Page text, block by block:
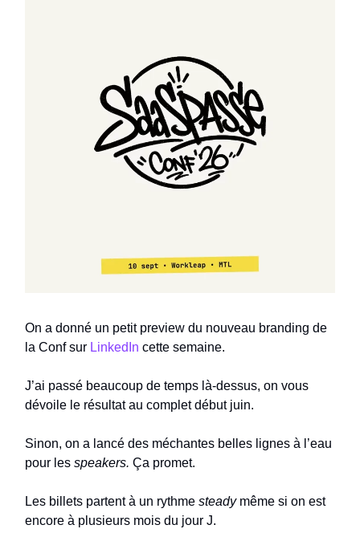
On a donné un petit preview du nouveau branding de
la Conf sur LinkedIn cette semaine.
J’ai passé beaucoup de temps là-dessus, on vous
dévoile le résultat au complet début juin.
Sinon, on a lancé des méchantes belles lignes à l’eau
pour les speakers. Ça promet.
Les billets partent à un rythme steady même si on est
encore à plusieurs mois du jour J.